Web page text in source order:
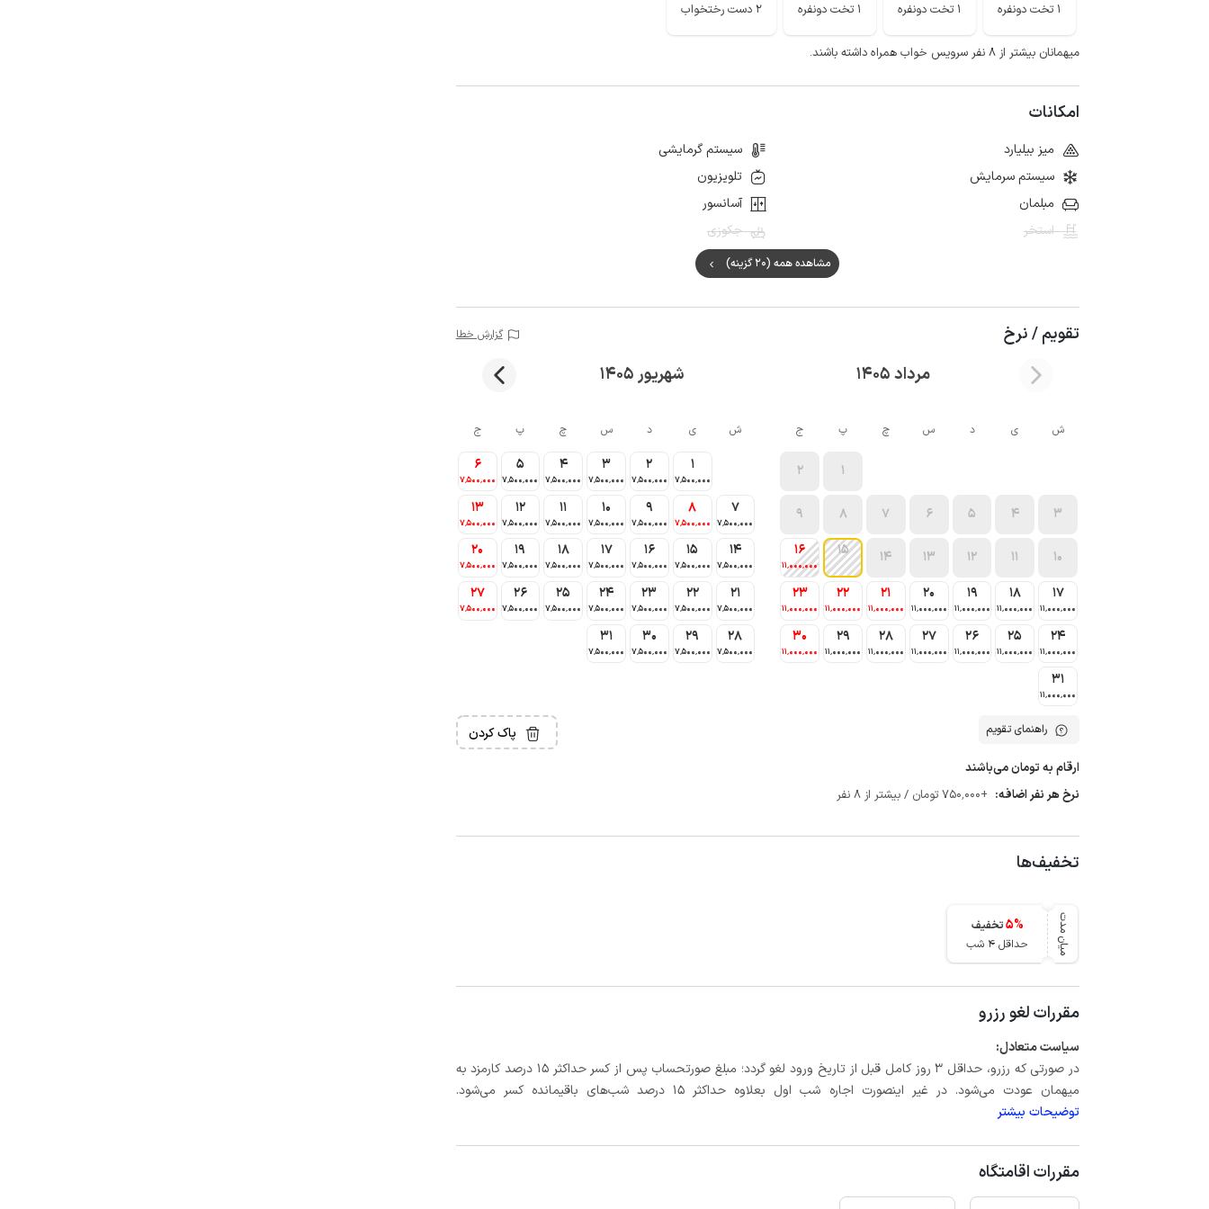
1 تخت دونفره 1 تخت دونفره 1 تخت دونفره 2 دست رختخواب
میهمانان بیشتر از ۸ نفر سرویس خواب همراه داشته باشند.
امکانات
میز بیلیارد
سیستم گرمایشی
سیستم سرمایش
تلویزیون
مبلمان
آسانسور
استخر
جکوزی
مشاهده همه (20 گزینه)
تقویم / نرخ گزارش خطا
مرداد 1405 شهریور 1405
ش ی د س چ پ ج
1
2
3
4
5
6
7
8
9
10
11
12
13
14
15
16
11٬000٬000
17
11٬000٬000
18
11٬000٬000
19
11٬000٬000
20
11٬000٬000
21
11٬000٬000
22
11٬000٬000
23
11٬000٬000
24
11٬000٬000
25
11٬000٬000
26
11٬000٬000
27
11٬000٬000
28
11٬000٬000
29
11٬000٬000
30
11٬000٬000
31
11٬000٬000
ش ی د س چ پ ج
1
7٬500٬000
2
7٬500٬000
3
7٬500٬000
4
7٬500٬000
5
7٬500٬000
6
7٬500٬000
7
7٬500٬000
8
7٬500٬000
9
7٬500٬000
10
7٬500٬000
11
7٬500٬000
12
7٬500٬000
13
7٬500٬000
14
7٬500٬000
15
7٬500٬000
16
7٬500٬000
17
7٬500٬000
18
7٬500٬000
19
7٬500٬000
20
7٬500٬000
21
7٬500٬000
22
7٬500٬000
23
7٬500٬000
24
7٬500٬000
25
7٬500٬000
26
7٬500٬000
27
7٬500٬000
28
7٬500٬000
29
7٬500٬000
30
7٬500٬000
31
7٬500٬000
راهنمای تقویم پاک کردن
ارقام به تومان می‌باشند
نرخ هر نفر اضافه: +750٬000 تومان / بیشتر از 8 نفر
تخفیف‌ها
میان مدت 5%
تخفیف
حداقل 4 شب
مقررات لغو رزرو
سیاست متعادل:
در صورتی که رزرو، حداقل 3 روز کامل قبل از تاریخ ورود لغو گردد؛ مبلغ صورتحساب پس از کسر حداکثر 15 درصد کارمزد به
میهمان عودت می‌شود. در غیر اینصورت اجاره شب اول بعلاوه حداکثر 15 درصد شب‌های باقیمانده کسر می‌شود.
توضیحات بیشتر
مقررات اقامتگاه